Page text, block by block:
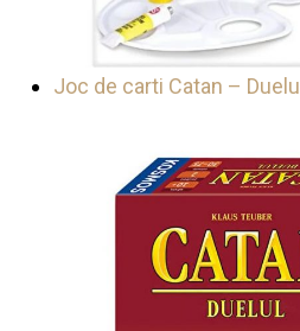
Joc de carti Catan – Duelul